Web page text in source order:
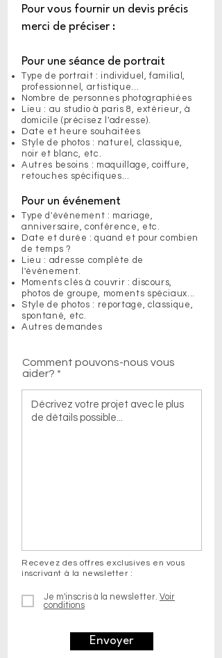
Pour vous fournir un devis précis
merci de préciser :
Pour une séance de portrait
Type de portrait : individuel, familial,
professionnel, artistique...
Nombre de personnes photographiées
Lieu : au studio à paris 8, extérieur, à
domicile (précisez l'adresse).
Date et heure souhaitées
Style de photos : naturel, classique,
noir et blanc, etc.
Autres besoins : maquillage, coiffure,
retouches spécifiques...
Pour un événement
Type d'événement : mariage,
anniversaire, conférence, etc.
Date et durée : quand et pour combien
de temps ?
Lieu : adresse complète de
l'événement.
Moments clés à couvrir : discours,
photos de groupe, moments spéciaux...
Style de photos : reportage, classique,
spontané, etc.
Autres demandes
Comment pouvons-nous vous
aider?
Recevez des offres exclusives en vous
inscrivant à la newsletter :
Je m'inscris à la newsletter. Voir
conditions
Envoyer